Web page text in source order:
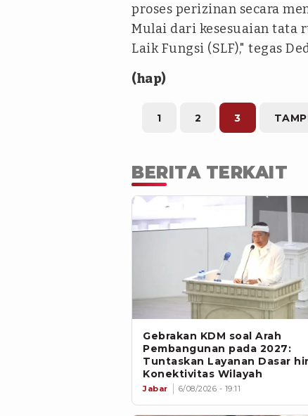
proses perizinan secara
Mulai dari kesesuaian tata
Laik Fungsi (SLF)," tegas
(hap)
1 2 3
BERITA TERKAIT
Gebrakan KDM soal Arah
Pembangunan pada 2027:
Tuntaskan Layanan Dasar
Konektivitas Wilayah
Jabar 6/08/2026 - 19:11